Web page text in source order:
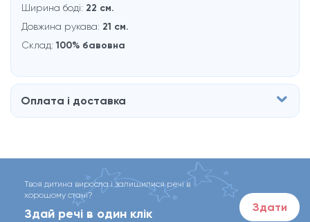
Ширина боді: 22 см.
Довжина рукава: 21 см.
Склад:100% бавовна
Оплата і доставка
Твоя дитина виросла і залишилися речі в
хорошому стані?
Здай речі в один клік Здати